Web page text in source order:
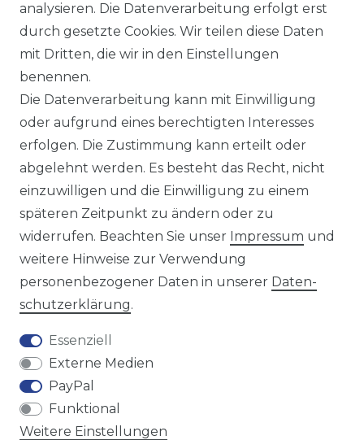
KONTAKT
Sie sind Wiederverkäufer?
Sie erreichen uns unter :
https://avancarte.de/
oder telefonisch unter: 0421 - 434430
Wir versenden mit
Zahlungsmöglichkeiten
analysieren. Die Datenverarbeitung erfolgt erst
durch gesetzte Cookies. Wir teilen diese Daten
mit Dritten, die wir in den Einstellungen
benennen.
Die Datenverarbeitung kann mit Einwilligung
oder aufgrund eines berechtigten Interesses
erfolgen. Die Zustimmung kann erteilt oder
abgelehnt werden. Es besteht das Recht, nicht
einzuwilligen und die Einwilligung zu einem
späteren Zeitpunkt zu ändern oder zu
widerrufen. Beachten Sie unser Impressum und
weitere Hinweise zur Verwendung
personenbezogener Daten in unserer Daten­
schutz­erklärung.
Essenziell
Externe Medien
PayPal
Funktional
Weitere Einstellungen